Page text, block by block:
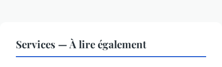
Services — À lire également